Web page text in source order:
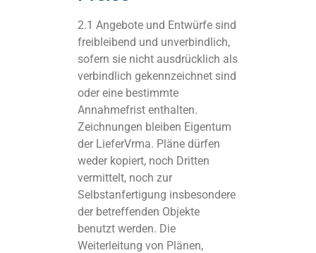
2.1 Angebote und Entwürfe sind
freibleibend und unverbindlich,
sofern sie nicht ausdrücklich als
verbindlich gekennzeichnet sind
oder eine bestimmte
Annahmefrist enthalten.
Zeichnungen bleiben Eigentum
der LieferVrma. Pläne dürfen
weder kopiert, noch Dritten
vermittelt, noch zur
Selbstanfertigung insbesondere
der betreffenden Objekte
benutzt werden. Die
Weiterleitung von Plänen,